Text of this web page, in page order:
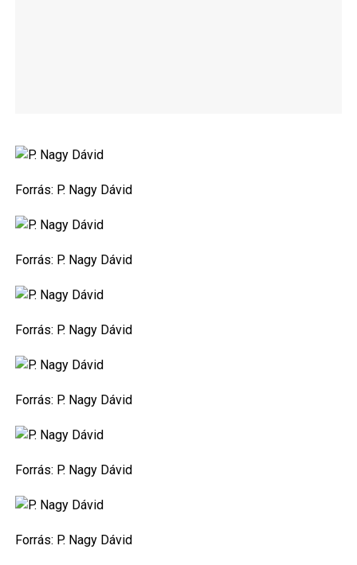
Forrás: P. Nagy Dávid
Forrás: P. Nagy Dávid
Forrás: P. Nagy Dávid
Forrás: P. Nagy Dávid
Forrás: P. Nagy Dávid
Forrás: P. Nagy Dávid